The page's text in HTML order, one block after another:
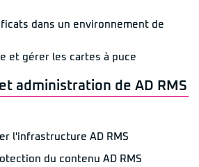
dans un environnement de
et gérer les cartes à puce
administration de AD RMS
l'infrastructure AD RMS
du contenu AD RMS